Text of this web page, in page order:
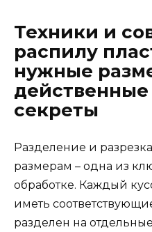
Техники и
распилу
нужные
секреты
Разделение и
размерам – одна из
обработке. Каждый
иметь
разделен на